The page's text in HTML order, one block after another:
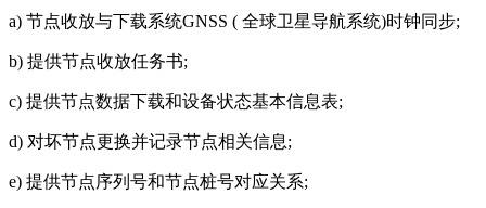
a) 节点收放与下载系统GNSS ( 全球卫星导航系统)时钟同步;
b) 提供节点收放任务书;
c) 提供节点数据下载和设备状态基本信息表;
d) 对坏节点更换并记录节点相关信息;
e) 提供节点序列号和节点桩号对应关系;